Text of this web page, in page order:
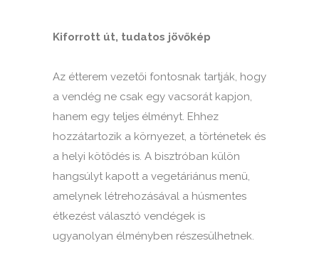
Kiforrott út, tudatos jövőkép
Az étterem vezetői fontosnak tartják, hogy
a vendég ne csak egy vacsorát kapjon,
hanem egy teljes élményt. Ehhez
hozzátartozik a környezet, a történetek és
a helyi kötődés is. A bisztróban külön
hangsúlyt kapott a vegetáriánus menü,
amelynek létrehozásával a húsmentes
étkezést választó vendégek is
ugyanolyan élményben részesülhetnek.